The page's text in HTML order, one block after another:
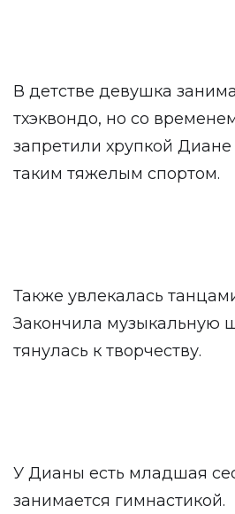
В детстве девушка
тхэквондо, но со
запретили хрупкой Диане
таким тяжелым спортом.
Также увлекалась
Закончила музыкальную
тянулась к творчеству.
У Дианы есть младшая
занимается гимнастикой.